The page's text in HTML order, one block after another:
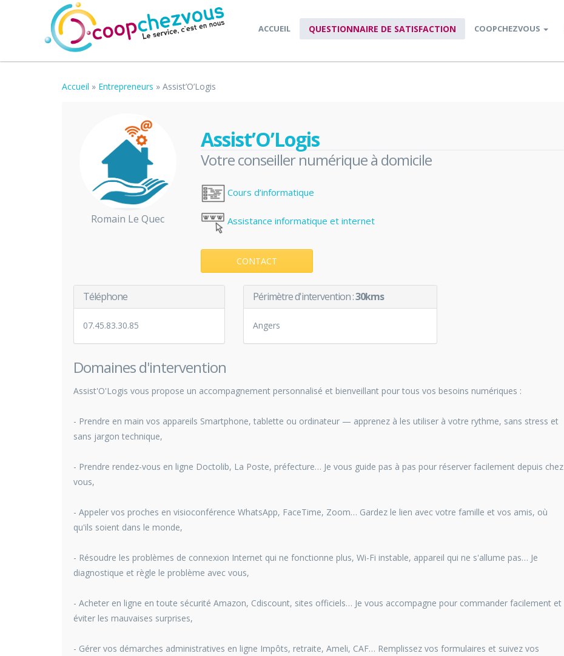
ACCUEIL QUESTIONNAIRE DE SATISFACTION COOPCHEZVOUS
Accueil » Entrepreneurs » Assist’O’Logis
Romain Le Quec
Assist’O’Logis
Votre conseiller numérique à domicile
Cours d’informatique
Assistance informatique et internet
CONTACT
Téléphone
07.45.83.30.85
Périmètre d'intervention :30kms
Angers
Domaines d'intervention
Assist'O'Logis vous propose un accompagnement personnalisé et bienveillant pour tous vos besoins numériques :
- Prendre en main vos appareils Smartphone, tablette ou ordinateur — apprenez à les utiliser à votre rythme, sans stress et
sans jargon technique,
- Prendre rendez-vous en ligne Doctolib, La Poste, préfecture… Je vous guide pas à pas pour réserver facilement depuis chez
vous,
- Appeler vos proches en visioconférence WhatsApp, FaceTime, Zoom… Gardez le lien avec votre famille et vos amis, où
qu'ils soient dans le monde,
- Résoudre les problèmes de connexion Internet qui ne fonctionne plus, Wi-Fi instable, appareil qui ne s'allume pas… Je
diagnostique et règle le problème avec vous,
- Acheter en ligne en toute sécurité Amazon, Cdiscount, sites officiels… Je vous accompagne pour commander facilement et
éviter les mauvaises surprises,
- Gérer vos démarches administratives en ligne Impôts, retraite, Ameli, CAF… Remplissez vos formulaires et suivez vos